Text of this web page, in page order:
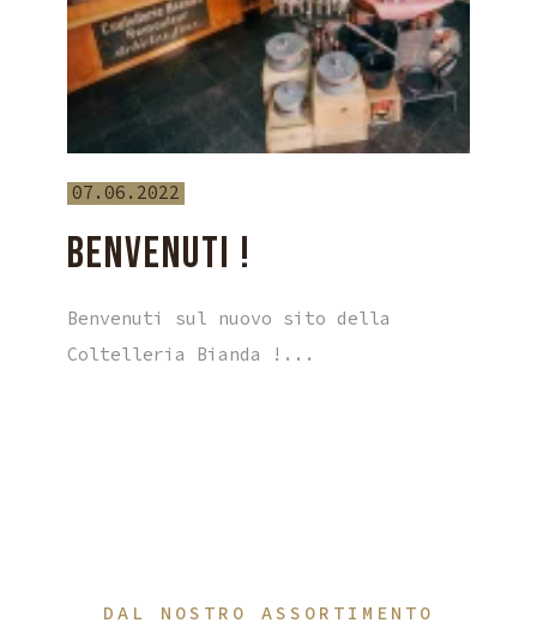
07.06.2022
BENVENUTI !
Benvenuti sul nuovo sito della
Coltelleria Bianda !...
DAL NOSTRO ASSORTIMENTO